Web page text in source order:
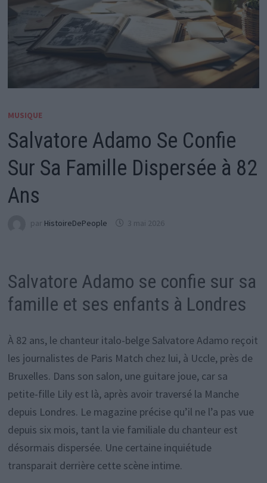
MUSIQUE
Salvatore Adamo Se Confie
Sur Sa Famille Dispersée à 82
Ans
par HistoireDePeople 3 mai 2026
Salvatore Adamo se confie sur sa
famille et ses enfants à Londres
À 82 ans, le chanteur italo-belge Salvatore Adamo reçoit
les journalistes de Paris Match chez lui, à Uccle, près de
Bruxelles. Dans son salon, une guitare joue, car sa
petite-fille Lily est là, après avoir traversé la Manche
depuis Londres. Le magazine précise qu’il ne l’a pas vue
depuis six mois, tant la vie familiale du chanteur est
désormais dispersée. Une certaine inquiétude
transparait derrière cette scène intime.